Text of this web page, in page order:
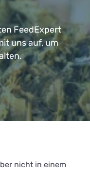
FeedExpert
uns auf, um
nicht in einem